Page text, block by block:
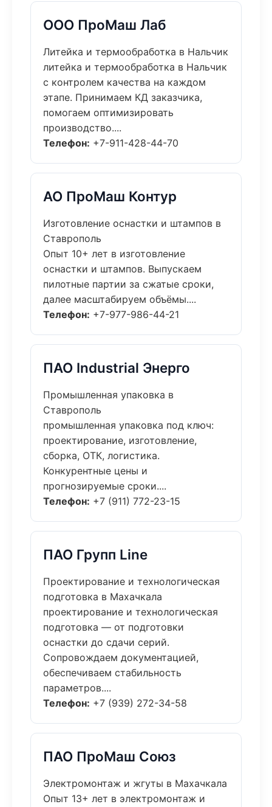
ООО ПроМаш Лаб
Литейка и термообработка в Нальчик
литейка и термообработка в Нальчик
с контролем качества на каждом
этапе. Принимаем КД заказчика,
помогаем оптимизировать
производство....
Телефон: +7-911-428-44-70
АО ПроМаш Контур
Изготовление оснастки и штампов в
Ставрополь
Опыт 10+ лет в изготовление
оснастки и штампов. Выпускаем
пилотные партии за сжатые сроки,
далее масштабируем объёмы....
Телефон: +7-977-986-44-21
ПАО Industrial Энерго
Промышленная упаковка в
Ставрополь
промышленная упаковка под ключ:
проектирование, изготовление,
сборка, ОТК, логистика.
Конкурентные цены и
прогнозируемые сроки....
Телефон: +7 (911) 772-23-15
ПАО Групп Line
Проектирование и технологическая
подготовка в Махачкала
проектирование и технологическая
подготовка — от подготовки
оснастки до сдачи серий.
Сопровождаем документацией,
обеспечиваем стабильность
параметров....
Телефон: +7 (939) 272-34-58
ПАО ПроМаш Союз
Электромонтаж и жгуты в Махачкала
Опыт 13+ лет в электромонтаж и